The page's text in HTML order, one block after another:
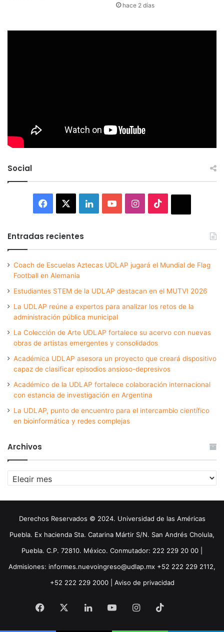
hace 2 días
Social
Facebook LinkedInYouTubeInstagram
Entradas recientes
Coach de Escuelas Aztecas UDLAP jugará el Mundial de Flag
Football en Alemania
Estudiantes STEM de la UDLAP destacan en el MUTVI 2026
La UDLAP reúne a expertos para analizar los retos de la
administración pública municipal
La Colección de Arte UDLAP fortalece su acervo con nuevas
obras de artistas emergentes y consolidados
Académica UDLAP asesora un proyecto que creará dispositivo
capaz de clasificar episodios ansioso-depresivos
Académico de la UDLAP fortalece colaboración internacional
con estancia de investigación en Argentina
La UDLAP, punto de encuentro para el intercambio científico
en bioinformática y redes complejas
Archivos
Archivos
Derechos Reservados © 2024. Universidad de las Américas
Puebla. Ex hacienda Sta. Catarina Mártir S/N. San Andrés Cholula,
Puebla. C.P. 72810. México. Conmutador: 222 229 20 00 |
Admisiones: informes.nuevoingreso@udlap.mx +52 222 229 2112,
+52 222 229 2000 | Aviso de privacidad
Facebook LinkedInYouTubeInstagram